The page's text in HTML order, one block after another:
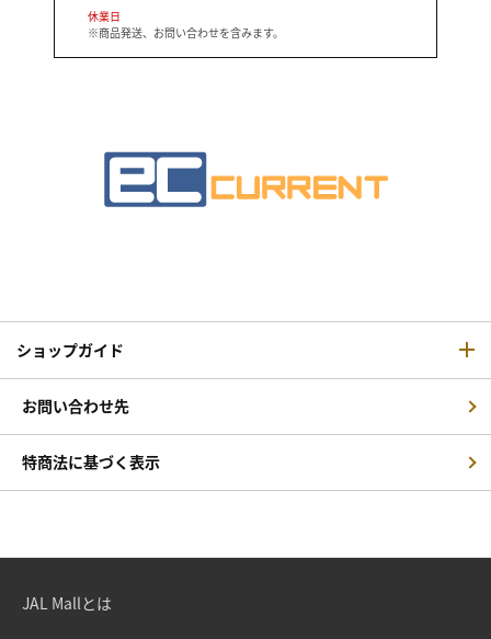
休業日
※商品発送、お問い合わせを含みます。
ショップガイド
お問い合わせ先
特商法に基づく表示
JAL Mallとは